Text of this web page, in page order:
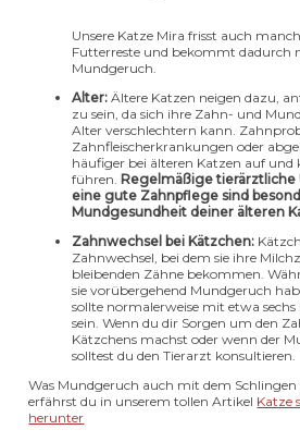
Unsere Katze Mira frisst auch
Futterreste und bekommt dadurch
Mundgeruch.
Alter: Ältere Katzen neigen dazu,
zu sein, da sich ihre Zahn- und
Alter verschlechtern kann.
Zahnfleischerkrankungen oder
häufiger bei älteren Katzen auf
führen. Regelmäßige
eine gute Zahnpflege sind
Mundgesundheit deiner älteren
Zahnwechsel bei Kätzchen:
Zahnwechsel, bei dem sie ihre
bleibenden Zähne bekommen.
sie vorübergehend Mundgeruch
sollte normalerweise mit etwa sechs
sein. Wenn du dir Sorgen um den
Kätzchens machst oder wenn der
solltest du den Tierarzt konsultieren.
Was Mundgeruch auch mit dem
erfährst du in unserem tollen Artikel Katze
herunter